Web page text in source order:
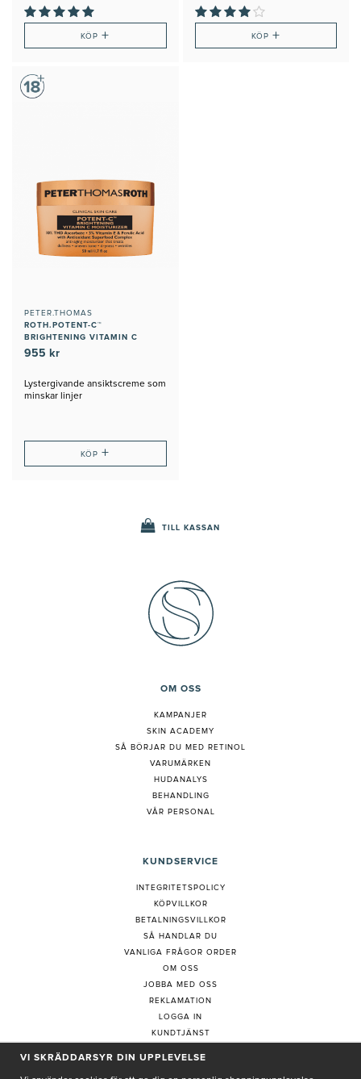
KÖP+ KÖP +
PETER.THOMAS
ROTH.POTENT-C™
BRIGHTENING VITAMIN C
MOISTURIZER
955 kr
Lystergivande ansiktscreme som
minskar linjer
KÖP+
TILL KASSAN
OM OSS
KAMPANJER
SKIN ACADEMY
SÅ BÖRJAR DU MED RETINOL
VARUMÄRKEN
HUDANALYS
BEHANDLING
VÅR PERSONAL
KUNDSERVICE
INTEGRITETSPOLICY
KÖPVILLKOR
BETALNINGSVILLKOR
SÅ HANDLAR DU
VANLIGA FRÅGOR ORDER
OM OSS
JOBBA MED OSS
REKLAMATION
LOGGA IN
KUNDTJÄNST
VI SKRÄDDARSYR DIN UPPLEVELSE